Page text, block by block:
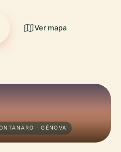
Ver mapa
· GÉNOVA